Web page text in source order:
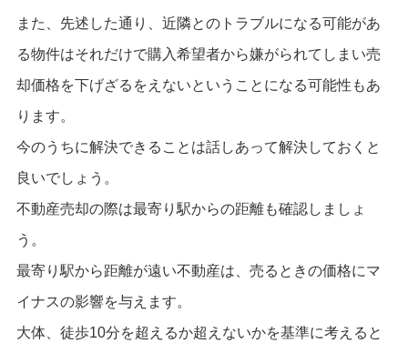
また、先述した通り、近隣とのトラブルになる可能があ
る物件はそれだけで購入希望者から嫌がられてしまい売
却価格を下げざるをえないということになる可能性もあ
ります。
今のうちに解決できることは話しあって解決しておくと
良いでしょう。
不動産売却の際は最寄り駅からの距離も確認しましょ
う。
最寄り駅から距離が遠い不動産は、売るときの価格にマ
イナスの影響を与えます。
大体、徒歩10分を超えるか超えないかを基準に考えると